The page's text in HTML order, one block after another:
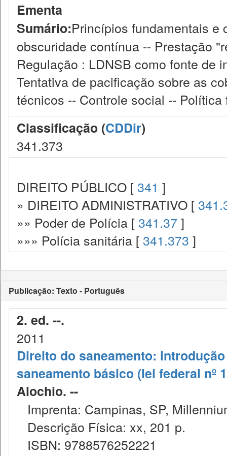
Ementa
Sumário:Princípios fundamentais e
obscuridade contínua -- Prestação
Regulação : LDNSB como fonte de
Tentativa de pacificação sobre as
técnicos -- Controle social --
Classificação (CDDir)
341.373
DIREITO PÚBLICO [ 341 ]
» DIREITO ADMINISTRATIVO [
»» Poder de Polícia [ 341.37 ]
»»» Polícia sanitária [ 341.373 ]
Publicação: Texto - Português
2. ed. --.
2011
Direito do saneamento:
saneamento básico (lei federal nº
Alochio. --
Imprenta: Campinas, SP,
Descrição Física: xx, 201 p.
ISBN: 9788576252221